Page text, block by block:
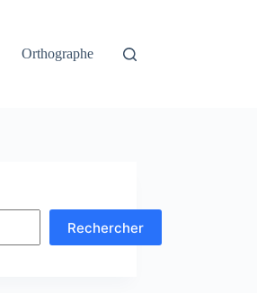
Orthographe
Rechercher